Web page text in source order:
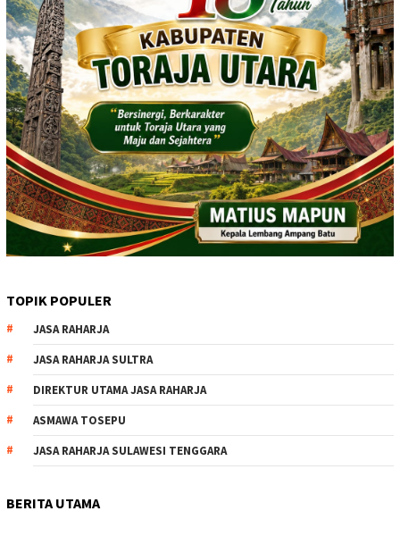
TOPIK POPULER
JASA RAHARJA
JASA RAHARJA SULTRA
DIREKTUR UTAMA JASA RAHARJA
ASMAWA TOSEPU
JASA RAHARJA SULAWESI TENGGARA
BERITA UTAMA